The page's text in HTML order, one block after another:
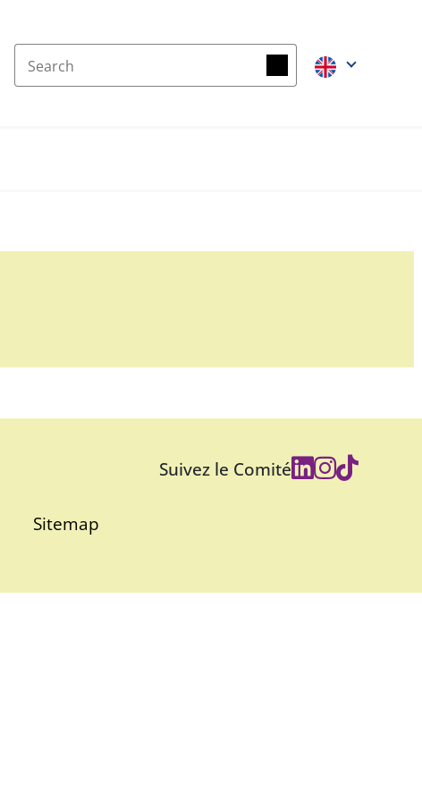
Search Search
Suivez le Comité
Sitemap